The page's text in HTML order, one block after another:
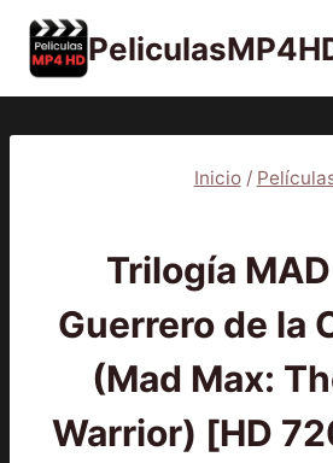
Saltar
contenido
Inicio /
Trilogía
Guerrero de la
(Mad Max:
Warrior) [HD